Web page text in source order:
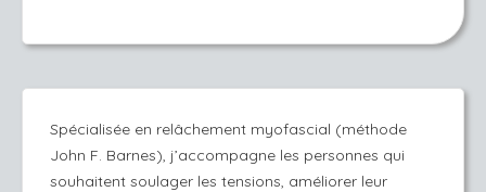
Spécialisée en relâchement myofascial (méthode
John F. Barnes), j’accompagne les personnes qui
souhaitent soulager les tensions, améliorer leur